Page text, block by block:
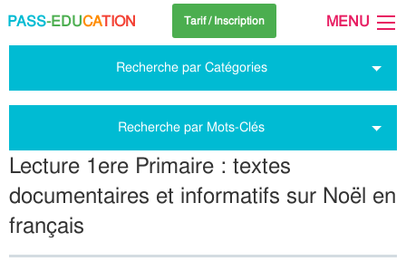
PASS-EDUCATION Tarif / Inscription MENU
Recherche par Catégories
Recherche par Mots-Clés
Lecture 1ere Primaire : textes
documentaires et informatifs sur Noël en
français